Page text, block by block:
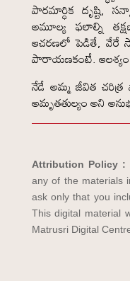
పారమార్ధిక దృష్టి,
అమూల్య ఫలాల్ని
ఆచరణలో పెడితే, వేరే
పారాయణకంటే. ఆలశ్యం
నేడే అమ్మ జీవిత
అమృతతుల్యం అని
Attribution Policy :
any of the materials
ask only that you
This digital material
Matrusri Digital